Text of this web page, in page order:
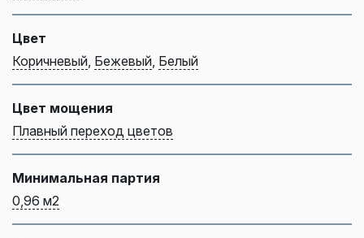
Цвет
Коричневый Бежевый Белый
Цвет мощения
Плавный переход цветов
Минимальная партия
0,96 м2